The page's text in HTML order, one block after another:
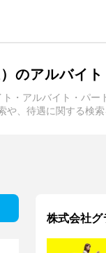
のアルバイ
・アルバイト・パ
、待遇に関する検索
株式会社